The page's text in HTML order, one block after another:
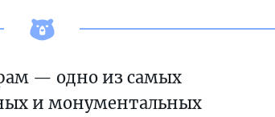
— одно из самых
и монументальных